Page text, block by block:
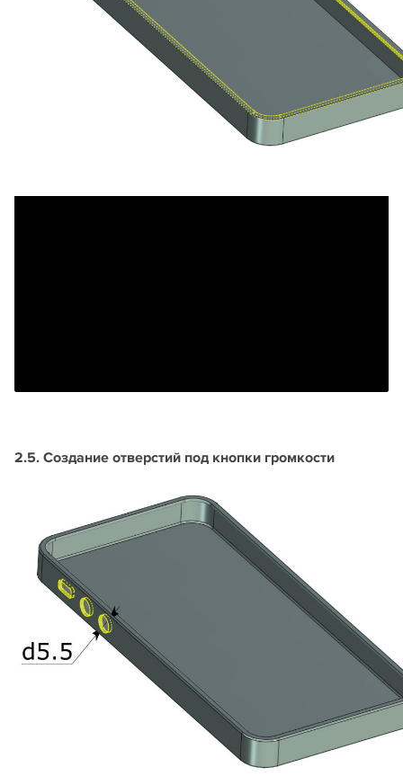
2.5. Создание отверстий под кнопки громкости